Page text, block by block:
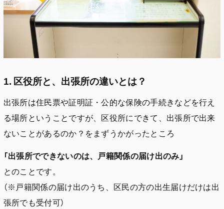
1. 区役所と、出張所の違いとは？
出張所は住民票や証明証・公的な保険の手続きなどを行え
る場所ということですが、区役所にできて、出張所で出来
ないことがあるのか？をまずうかがったところ
「出張所でできないのは、戸籍関係の届け出のみ」
とのことです。
（※戸籍関係の届け出のうち、区民の方の出生届けだけは出
張所でも受付可）